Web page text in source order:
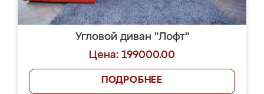
Угловой диван "Лофт"
Цена: 199000.00
ПОДРОБНЕЕ